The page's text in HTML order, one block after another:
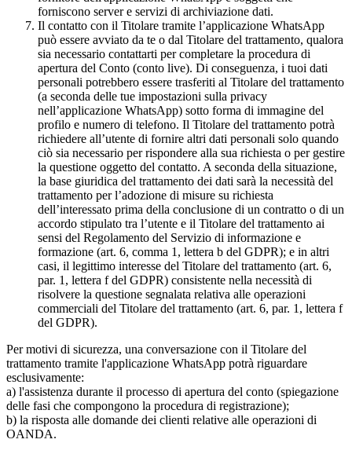
forniscono server e servizi di archiviazione dati.
Il contatto con il Titolare tramite l’applicazione WhatsApp
può essere avviato da te o dal Titolare del trattamento, qualora
sia necessario contattarti per completare la procedura di
apertura del Conto (conto live). Di conseguenza, i tuoi dati
personali potrebbero essere trasferiti al Titolare del trattamento
(a seconda delle tue impostazioni sulla privacy
nell’applicazione WhatsApp) sotto forma di immagine del
profilo e numero di telefono. Il Titolare del trattamento potrà
richiedere all’utente di fornire altri dati personali solo quando
ciò sia necessario per rispondere alla sua richiesta o per gestire
la questione oggetto del contatto. A seconda della situazione,
la base giuridica del trattamento dei dati sarà la necessità del
trattamento per l’adozione di misure su richiesta
dell’interessato prima della conclusione di un contratto o di un
accordo stipulato tra l’utente e il Titolare del trattamento ai
sensi del Regolamento del Servizio di informazione e
formazione (art. 6, comma 1, lettera b del GDPR); e in altri
casi, il legittimo interesse del Titolare del trattamento (art. 6,
par. 1, lettera f del GDPR) consistente nella necessità di
risolvere la questione segnalata relativa alle operazioni
commerciali del Titolare del trattamento (art. 6, par. 1, lettera f
del GDPR).
Per motivi di sicurezza, una conversazione con il Titolare del
trattamento tramite l'applicazione WhatsApp potrà riguardare
esclusivamente:
a) l'assistenza durante il processo di apertura del conto (spiegazione
delle fasi che compongono la procedura di registrazione);
b) la risposta alle domande dei clienti relative alle operazioni di
OANDA.